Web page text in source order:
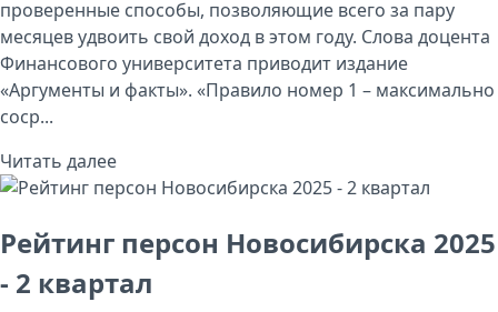
проверенные способы, позволяющие всего за пару
месяцев удвоить свой доход в этом году. Слова доцента
Финансового университета приводит издание
«Аргументы и факты». «Правило номер 1 – максимально
соср...
Читать далее
Рейтинг персон Новосибирска 2025
- 2 квартал